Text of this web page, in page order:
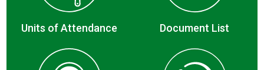
Units of Attendance Document List